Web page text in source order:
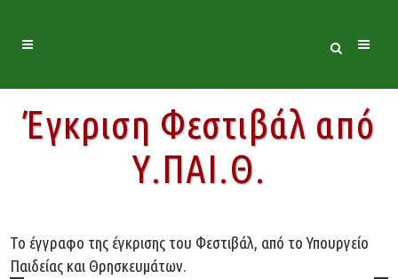
Έγκριση Φεστιβάλ από
Υ.ΠΑΙ.Θ.
Το έγγραφο της έγκρισης του Φεστιβάλ, από το Υπουργείο
Παιδείας και Θρησκευμάτων.